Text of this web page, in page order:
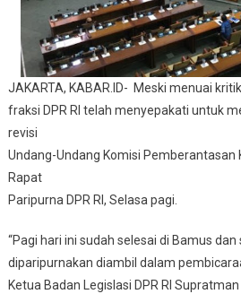
JAKARTA, KABAR.ID- Meski menuai
fraksi DPR RI telah menyepakati untuk
revisi
Undang-Undang Komisi Pemberantasan
Rapat
Paripurna DPR RI, Selasa pagi.
“Pagi hari ini sudah selesai di Bamus
diparipurnakan diambil dalam
Ketua Badan Legislasi DPR RI